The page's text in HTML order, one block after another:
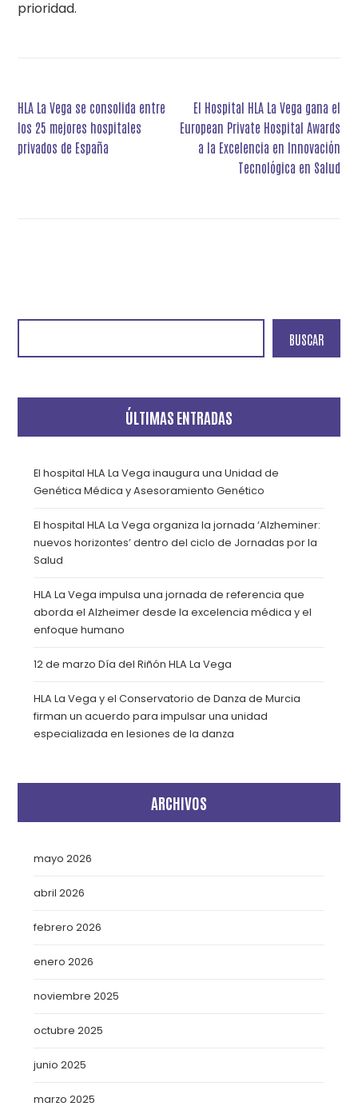
prioridad.
Navegación
de
entradas
HLA La Vega se consolida entre
los 25 mejores hospitales
privados de España
El Hospital HLA La Vega gana el
European Private Hospital Awards
a la Excelencia en Innovación
Tecnológica en Salud
BUSCAR
ÚLTIMAS ENTRADAS
El hospital HLA La Vega inaugura una Unidad de
Genética Médica y Asesoramiento Genético
El hospital HLA La Vega organiza la jornada ‘Alzheminer:
nuevos horizontes’ dentro del ciclo de Jornadas por la
Salud
HLA La Vega impulsa una jornada de referencia que
aborda el Alzheimer desde la excelencia médica y el
enfoque humano
12 de marzo Día del Riñón HLA La Vega
HLA La Vega y el Conservatorio de Danza de Murcia
firman un acuerdo para impulsar una unidad
especializada en lesiones de la danza
ARCHIVOS
mayo 2026
abril 2026
febrero 2026
enero 2026
noviembre 2025
octubre 2025
junio 2025
marzo 2025